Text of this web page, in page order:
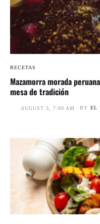
RECETAS
Mazamorra morada
mesa de tradición
AUGUST 3, 7:00 AM BY EL